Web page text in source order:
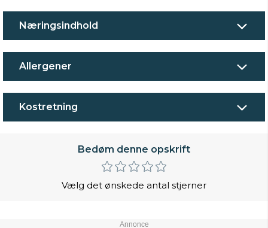
Næringsindhold
Allergener
Kostretning
Bedøm denne opskrift
Vælg det ønskede antal stjerner